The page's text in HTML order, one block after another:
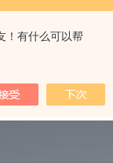
！有什么可以帮
言 联系我